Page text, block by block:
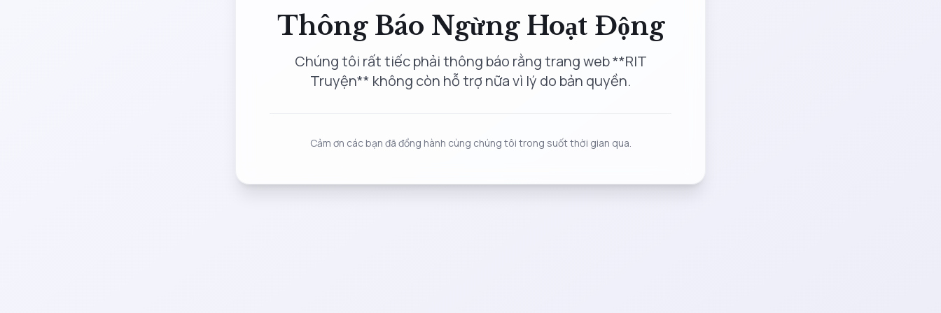
Thông Báo Ngừng Hoạt Động
Chúng tôi rất tiếc phải thông báo rằng trang web **RIT
Truyện** không còn hỗ trợ nữa vì lý do bản quyền.
Cảm ơn các bạn đã đồng hành cùng chúng tôi trong suốt thời gian qua.